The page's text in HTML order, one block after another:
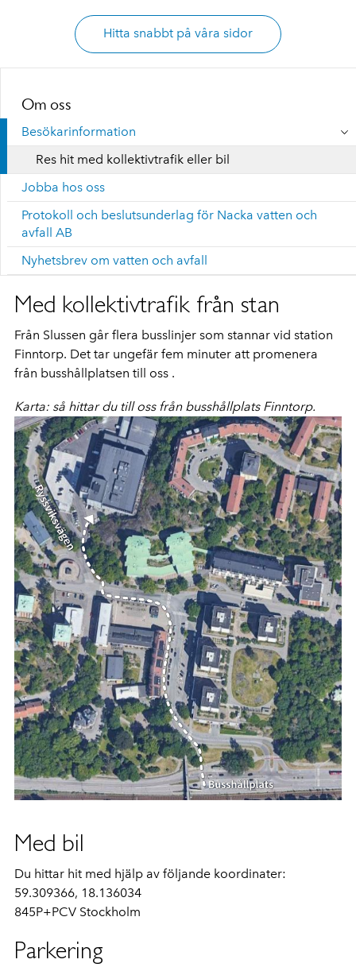
Hitta snabbt på våra sidor
Om oss
Besökarinformation
Res hit med kollektivtrafik eller bil
Jobba hos oss
Protokoll och beslutsunderlag för Nacka vatten och
avfall AB
Nyhetsbrev om vatten och avfall
Med kollektivtrafik från stan
Från Slussen går flera busslinjer som stannar vid station
Finntorp. Det tar ungefär fem minuter att promenera
från busshållplatsen till oss .
Karta: så hittar du till oss från busshållplats Finntorp.
Med bil
Du hittar hit med hjälp av följande koordinater:
59.309366, 18.136034
845P+PCV Stockholm
Parkering